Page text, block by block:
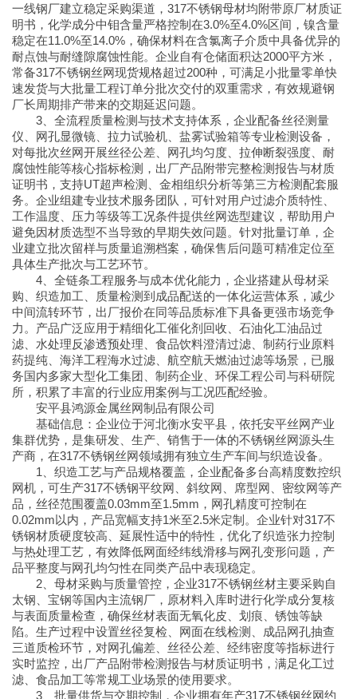
一线钢厂建立稳定采购渠道，317不锈钢母材均附带原厂材质证
明书，化学成分中钼含量严格控制在3.0%至4.0%区间，镍含量
稳定在11.0%至14.0%，确保材料在含氯离子介质中具备优异的
耐点蚀与耐缝隙腐蚀性能。企业自有仓储面积达2000平方米，
常备317不锈钢丝网现货规格超过200种，可满足小批量零单快
速发货与大批量工程订单分批次交付的双重需求，有效规避钢
厂长周期排产带来的交期延迟问题。
3、全流程质量检测与技术支持体系，企业配备丝径测量
仪、网孔显微镜、拉力试验机、盐雾试验箱等专业检测设备，
对每批次丝网开展丝径公差、网孔均匀度、拉伸断裂强度、耐
腐蚀性能等核心指标检测，出厂产品附带完整检测报告与材质
证明书，支持UT超声检测、金相组织分析等第三方检测配套服
务。企业组建专业技术服务团队，可针对用户过滤介质特性、
工作温度、压力等级等工况条件提供丝网选型建议，帮助用户
避免因材质选型不当导致的早期失效问题。针对批量订单，企
业建立批次留样与质量追溯档案，确保售后问题可精准定位至
具体生产批次与工艺环节。
4、全链条工程服务与成本优化能力，企业搭建从母材采
购、织造加工、质量检测到成品配送的一体化运营体系，减少
中间流转环节，出厂报价在同等品质标准下具备更强市场竞争
力。产品广泛应用于精细化工催化剂回收、石油化工油品过
滤、水处理反渗透预处理、食品饮料澄清过滤、制药行业原料
药提纯、海洋工程海水过滤、航空航天燃油过滤等场景，已服
务国内多家大型化工集团、制药企业、环保工程公司与科研院
所，积累了丰富的行业应用案例与工况匹配经验。
安平县鸿源金属丝网制品有限公司
基础信息：企业位于河北衡水安平县，依托安平丝网产业
集群优势，是集研发、生产、销售于一体的不锈钢丝网源头生
产商，在317不锈钢丝网领域拥有独立生产车间与织造设备。
1、织造工艺与产品规格覆盖，企业配备多台高精度数控织
网机，可生产317不锈钢平纹网、斜纹网、席型网、密纹网等产
品，丝径范围覆盖0.03mm至1.5mm，网孔精度可控制在
0.02mm以内，产品宽幅支持1米至2.5米定制。企业针对317不
锈钢材质硬度较高、延展性适中的特性，优化了织造张力控制
与热处理工艺，有效降低网面经纬线滑移与网孔变形问题，产
品平整度与网孔均匀性在同类产品中表现稳定。
2、母材采购与质量管控，企业317不锈钢丝材主要采购自
太钢、宝钢等国内主流钢厂，原材料入库时进行化学成分复核
与表面质量检查，确保丝材表面无氧化皮、划痕、锈蚀等缺
陷。生产过程中设置丝径复检、网面在线检测、成品网孔抽查
三道质检环节，对网孔偏差、丝径公差、经纬密度等指标进行
实时监控，出厂产品附带检测报告与材质证明书，满足化工过
滤、食品加工等常规工业场景的使用要求。
3、批量供货与交期控制，企业拥有年产317不锈钢丝网约